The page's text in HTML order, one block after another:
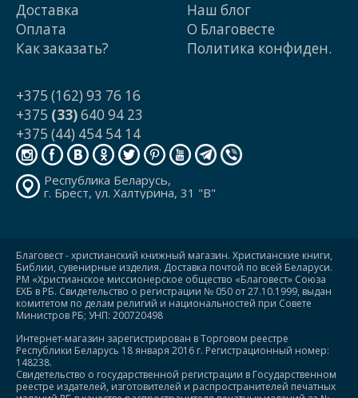
Доставка
Оплата
Как заказать?
Наш блог
О Благовесте
Политика конфиден.
+375 (162) 93 76 16
+375 (33)640 94 23
+375 (44) 454 54 14
Республика Беларусь,
г. Брест, ул. Халтурина, 31 "В"
Благовест - христианский книжный магазин. Христианские книги,
Библии, сувенирные изделия. Доставка почтой по всей Беларуси.
РМ «Христианское миссионерское общество «Благовест» Союза
ЕХБ в РБ. Свидетельство о регистрации № 050 от 27.10.1999, выдан
комитетом по делам религий и национальностей при Совете
Министров РБ; УНП: 200720498
Интернет-магазин зарегистрирован в Торговом реестре
Республики Беларусь 18 января 2016 г. Регистрационный номер:
148238.
Свидетельство о государственной регистрации в Государственном
реестре издателей, изготовителей и распространителей печатных